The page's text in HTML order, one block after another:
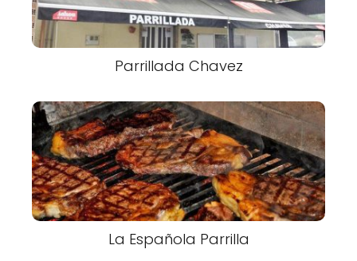
Parrillada Chavez
La Española Parrilla